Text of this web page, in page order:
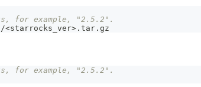
for example, "2.5.2".
<starrocks_ver> .tar.gz
for example, "2.5.2".